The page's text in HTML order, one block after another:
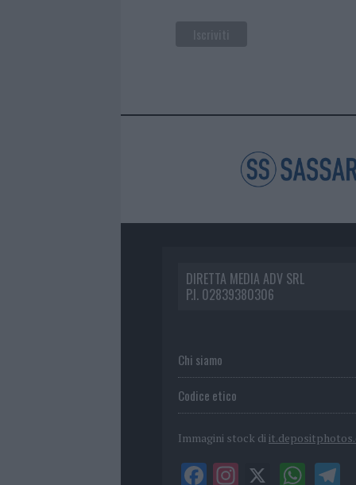
DIRETTA MEDIA ADV SRL
P.I. 02839380306
Chi siamo
Codice etico
Immagini stock di